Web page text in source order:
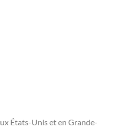
États-Unis et en Grande-